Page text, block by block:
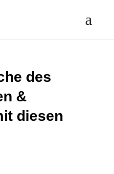
des
&
diesen